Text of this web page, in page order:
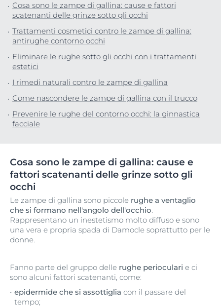
Cosa sono le zampe di gallina: cause e fattori
scatenanti delle grinze sotto gli occhi
Trattamenti cosmetici contro le zampe di gallina:
antirughe contorno occhi
Eliminare le rughe sotto gli occhi con i trattamenti
estetici
I rimedi naturali contro le zampe di gallina
Come nascondere le zampe di gallina con il trucco
Prevenire le rughe del contorno occhi: la ginnastica
facciale
Cosa sono le zampe di gallina: cause e
fattori scatenanti delle grinze sotto gli
occhi
Le zampe di gallina sono piccole rughe a ventaglio
che si formano nell'angolo dell'occhio.
Rappresentano un inestetismo molto diffuso e sono
una vera e propria spada di Damocle soprattutto per le
donne.
Fanno parte del gruppo delle rughe perioculari e ci
sono alcuni fattori scatenanti, come:
epidermide che si assottiglia con il passare del
tempo;